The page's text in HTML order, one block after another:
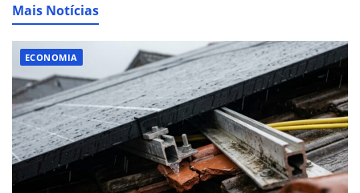
Mais Notícias
ECONOMIA